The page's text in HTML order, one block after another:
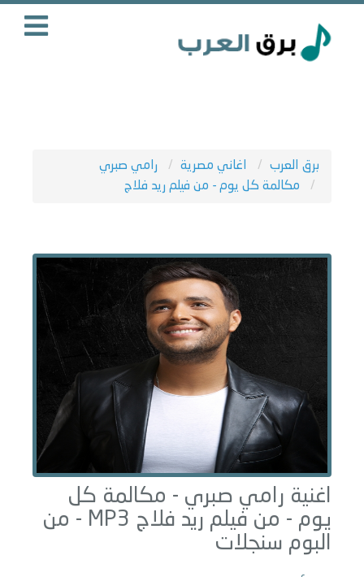
برق العرب اغاني مصرية
رامي صبري
مكالمة كل يوم - من فيلم ريد فلاج
اغنية رامي صبري - مكالمة كل
يوم - من فيلم ريد فلاج
MP3 - من
البوم سنجلات